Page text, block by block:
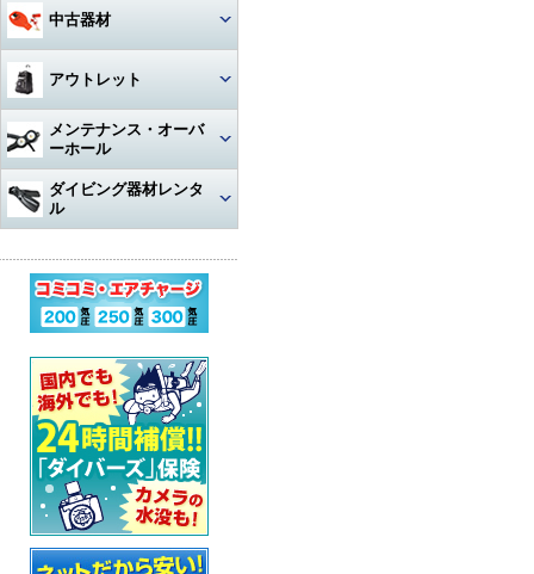
冬用アクセサリー・暖かアイテ
ム
キーホルダー
耳栓・耳抜きアイテム
トラベルグッズ
水中遊び道具
ログタンク
保護アイテム
フラッグ
防水アイテム
その他
アパレルその他
ホース‐ゲージ（高圧）
ホース‐ドライスーツ
ホース‐その他
洗浄用品
アダプター
パーツ・その他
アクセサリー・その他
ウェットスーツ
ドライスーツ
フード
ウェイト
フーカー関連
水中通話装置
作業用道具
激レアアイテム
タンク
タンク
移充填ホース
タンクアクセサリー・その他
簡易潜水器具・緊急浮上用セッ
水中スクーター
水中銃(スピアガン)・手モリ
シャフト
シャフトアクセサリー
スリングゴム
モリ先
ウィッシュボン
コンプレッサー本体
ステッカー
超音波洗浄機
超音波洗浄機
アクセサリー・その他
その他
中古器材
カメラ関連
ダイブコンピュータ
重器材
レギュレター
オクトパス
ゲージ
BCジャケット
オクトパスインフレーター
（AIR-2等）
インフレーター
セット
軽器材
マスク
スノーケル
フィン
ブーツ
グローブ
セット
スーツ
ウェットスーツ
ドライスーツ
フード・ベスト
ボートコート
バッグ
メッシュバッグ
キャスター・キャリーバッグ
ハードケース
ウォータープルーフバッグ
ペリカンケース
アクセサリー
ナイフ
カラビナ・フック
ホース、ゲージ、オクトパス
ホルダー
スレート
水中ライト
ウェイト
セーフティーグッズ
フロート・シグナルブイ
タンク
アウトレット
重器材
軽器材
その他
メンテナンス・オーバ
ーホール
レギュレター（1st+2nd）オー
バーホール
ゲージ オーバーホール
インフレーターオクトパス
インフレーター オーバーホー
BC（インフレーター含む）オ
ーバーホール
タンク耐圧検査
タンクバルブ オーバーホール
ダイブコンピューター バッテ
ダイビング器材レンタ
ル
ドライスーツ
キッズ用ウェットスーツ
重器材セット
スノーケリング3点セット
スノーケリングセット